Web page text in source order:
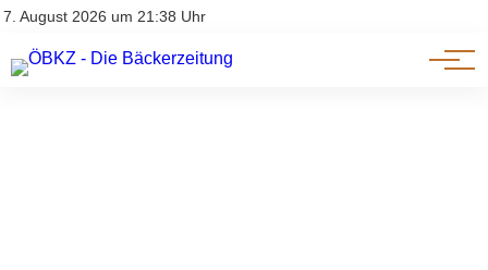
7. August 2026 um 21:38 Uhr
Impressum & Offenlegung
Am Wort
Genuss & Trends